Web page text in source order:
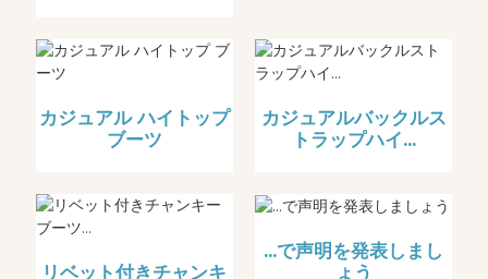
カジュアル ハイトップ
ブーツ
カジュアルバックルス
トラップハイ...
リベット付きチャンキ
...で声明を発表しまし
ょう